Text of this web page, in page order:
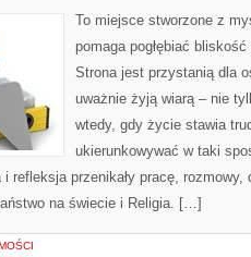
To miejsce stworzone z
pomaga pogłębiać
Strona jest przystanią dla
uważnie żyją wiarą – nie
wtedy, gdy życie stawia
ukierunkowywać w taki
refleksja przenikały pracę,
na świecie i Religia. […]